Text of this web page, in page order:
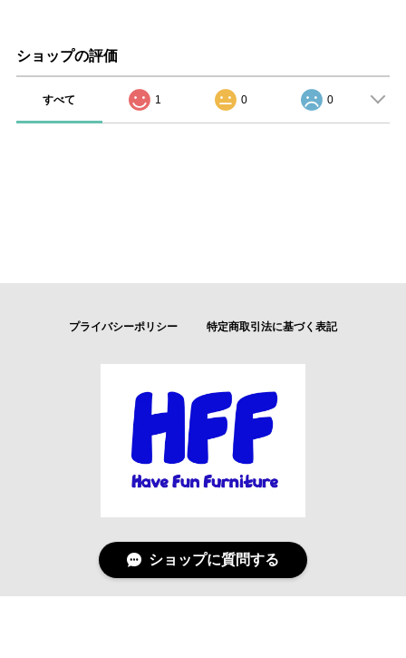
ショップの評価
すべて 1 0 0
プライバシーポリシー 特定商取引法に基づく表記
ショップに質問する